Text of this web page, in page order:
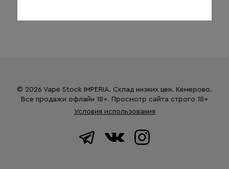
© 2026 Vape Stock IMPERIA. Склад низких цен. Кемерово.
Все продажи офлайн 18+. Просмотр сайта строго 18+
Условия использования